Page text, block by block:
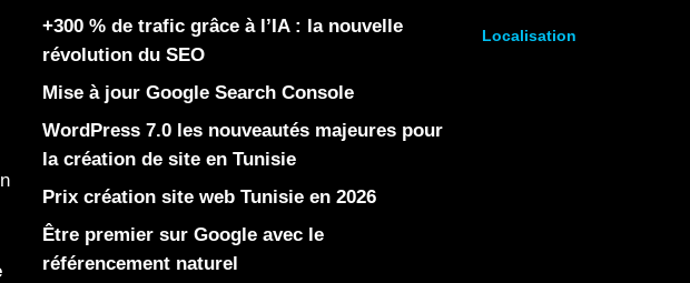
+300 % de trafic grâce à l’IA : la nouvelle
révolution du SEO
Mise à jour Google Search Console
WordPress 7.0 les nouveautés majeures pour
la création de site en Tunisie
Prix création site web Tunisie en 2026
Être premier sur Google avec le
référencement naturel
Localisation